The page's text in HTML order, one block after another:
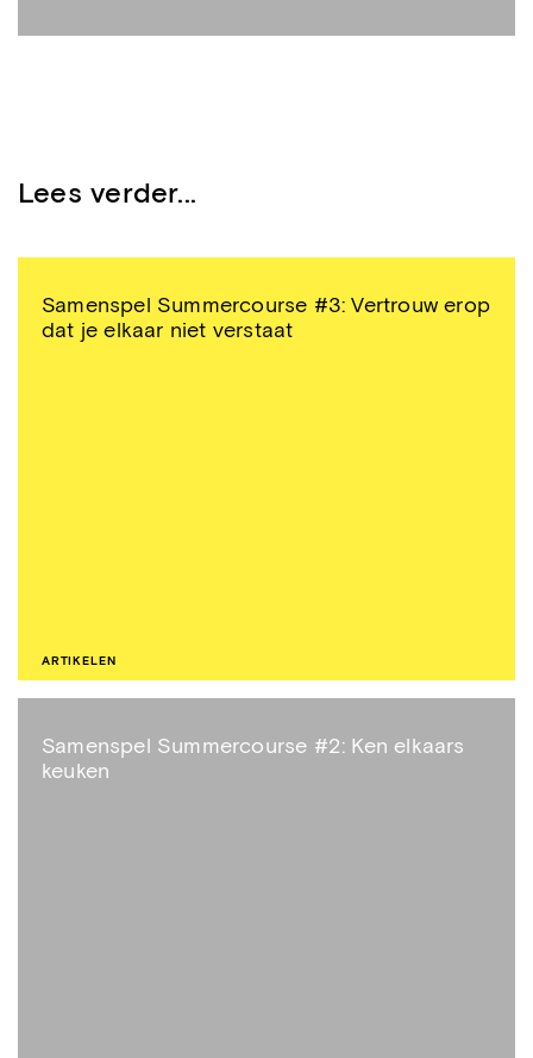
Lees verder...
Samenspel Summercourse #3: Vertrouw erop
dat je elkaar niet verstaat
ARTIKELEN
Samenspel Summercourse #2: Ken elkaars
keuken